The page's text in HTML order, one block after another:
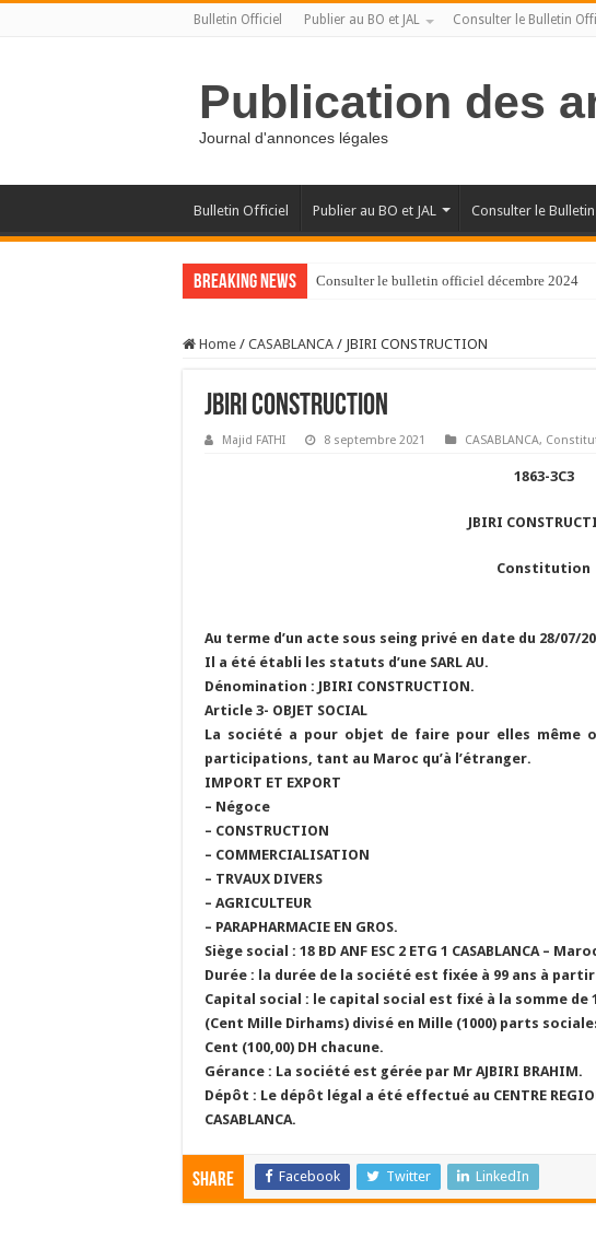
Bulletin Officiel Publier au BO et JAL Consulter le Bulletin
Publication des
Journal d'annonces légales
Bulletin Officiel Publier au BO et JAL Consulter le
Breaking News Consulter le bulletin officiel décembre 2024
Home / CASABLANCA / JBIRI CONSTRUCTION
JBIRI CONSTRUCTION
Majid FATHI 8 septembre 2021 CASABLANCA,
1863-3C3
JBIRI
Constitution
Au terme d’un acte sous seing privé en date du 28/07/
Il a été établi les statuts d’une SARL AU.
Dénomination : JBIRI CONSTRUCTION.
Article 3- OBJET SOCIAL
La société a pour objet de faire pour elles même
participations, tant au Maroc qu’à l’étranger.
IMPORT ET EXPORT
– Négoce
– CONSTRUCTION
– COMMERCIALISATION
– TRVAUX DIVERS
– AGRICULTEUR
– PARAPHARMACIE EN GROS.
Siège social : 18 BD ANF ESC 2 ETG 1 CASABLANCA –
Durée : la durée de la société est fixée à 99 ans à
Capital social : le capital social est fixé à la somme de
(Cent Mille Dirhams) divisé en Mille (1000) parts
Cent (100,00) DH chacune.
Gérance : La société est gérée par Mr AJBIRI BRAHIM.
Dépôt : Le dépôt légal a été effectué au CENTRE
CASABLANCA.
Share Facebook Twitter LinkedIn